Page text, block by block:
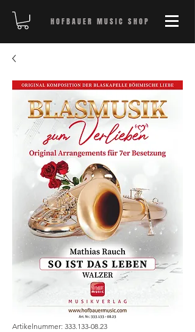
HOFBAUER MUSIC SHOP
Artikelnummer: 333.133-08.23